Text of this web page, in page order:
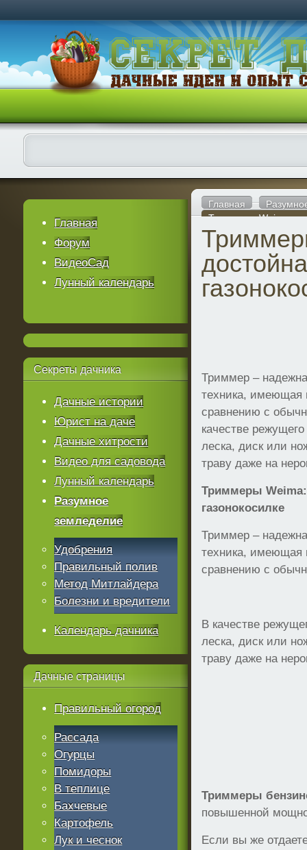
Главная
Триммеры Weima:
Триммер –
техника, имеющая
сравнению с
качестве
леска, диск или
траву даже на
Триммеры
газонокосилке
Триммер –
техника, имеющая
сравнению с
В качестве
леска, диск или
траву даже на
Триммеры
повышенной
Если вы же
Главная
Форум
ВидеоСад
Лунный календарь
Секреты дачника
Дачные истории
Юрист на даче
Дачные хитрости
Видео для садовода
Лунный календарь
Разумное
земледелие
Удобрения
Правильный полив
Метод Митлайдера
Болезни и вредители
Календарь дачника
Дачные страницы
Правильный огород
Рассада
Огурцы
Помидоры
В теплице
Бахчевые
Картофель
Лук и чеснок